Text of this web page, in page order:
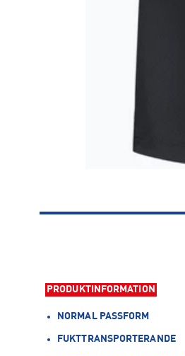
PRODUKTINFORMATION
NORMAL PASSFORM
FUKTTRANSPORTERANDE